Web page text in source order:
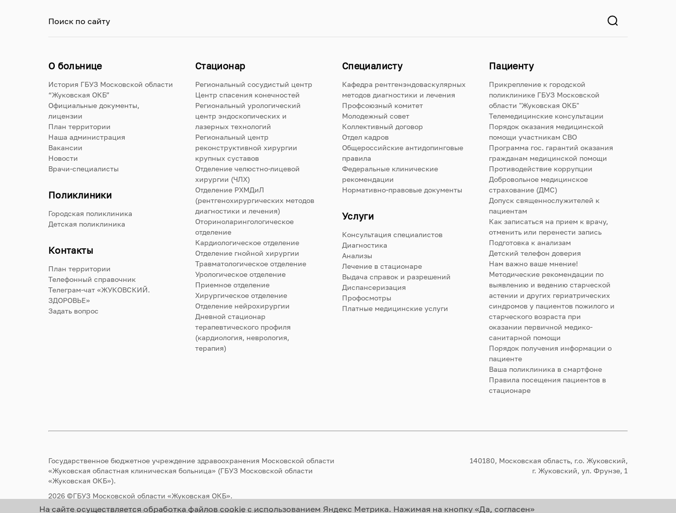
Поиск по сайту
О больнице
История ГБУЗ Московской области
“Жуковская ОКБ”
Официальные документы,
лицензии
План территории
Наша администрация
Вакансии
Новости
Врачи-специалисты
Поликлиники
Городская поликлиника
Детская поликлиника
Контакты
План территории
Телефонный справочник
Телеграм-чат «ЖУКОВСКИЙ.
ЗДОРОВЬЕ»
Задать вопрос
Стационар
Региональный сосудистый центр
Центр спасения конечностей
Региональный урологический
центр эндоскопических и
лазерных технологий
Региональный центр
реконструктивной хирургии
крупных суставов
Отделение челюстно-лицевой
хирургии (ЧЛХ)
Отделение РХМДиЛ
(рентгенохирургических методов
диагностики и лечения)
Оториноларингологическое
отделение
Кардиологическое отделение
Отделение гнойной хирургии
Травматологическое отделение
Урологическое отделение
Приемное отделение
Хирургическое отделение
Отделение нейрохирургии
Дневной стационар
терапевтического профиля
(кардиология, неврология,
терапия)
Специалисту
Кафедра рентгенэндоваскулярных
методов диагностики и лечения
Профсоюзный комитет
Молодежный совет
Коллективный договор
Отдел кадров
Общероссийские антидопинговые
правила
Федеральные клинические
рекомендации
Нормативно-правовые документы
Услуги
Консультация специалистов
Диагностика
Анализы
Лечение в стационаре
Выдача справок и разрешений
Диспансеризация
Профосмотры
Платные медицинские услуги
Пациенту
Прикрепление к городской
поликлинике ГБУЗ Московской
области "Жуковская ОКБ"
Телемедицинские консультации
Порядок оказания медицинской
помощи участникам СВО
Программа гос. гарантий оказания
гражданам медицинской помощи
Противодействие коррупции
Добровольное медицинское
страхование (ДМС)
Допуск священнослужителей к
пациентам
Как записаться на прием к врачу,
отменить или перенести запись
Подготовка к анализам
Детский телефон доверия
Нам важно ваше мнение!
Методические рекомендации по
выявлению и ведению старческой
астении и других гериатрических
синдромов у пациентов пожилого и
старческого возраста при
оказании первичной медико-
санитарной помощи
Порядок получения информации о
пациенте
Ваша поликлиника в смартфоне
Правила посещения пациентов в
стационаре
Государственное бюджетное учреждение здравоохранения Московской области
«Жуковская областная клиническая больница» (ГБУЗ Московской области
«Жуковская ОКБ»).
2026 ©ГБУЗ Московской области «Жуковская ОКБ».
Согласие посетителя сайта на обработку персональных данных
140180, Московская область, г.о. Жуковский,
г. Жуковский, ул. Фрунзе, 1
На сайте осуществляется обработка файлов cookie с использованием Яндекс Метрика. Нажимая на кнопку «Да, согласен»